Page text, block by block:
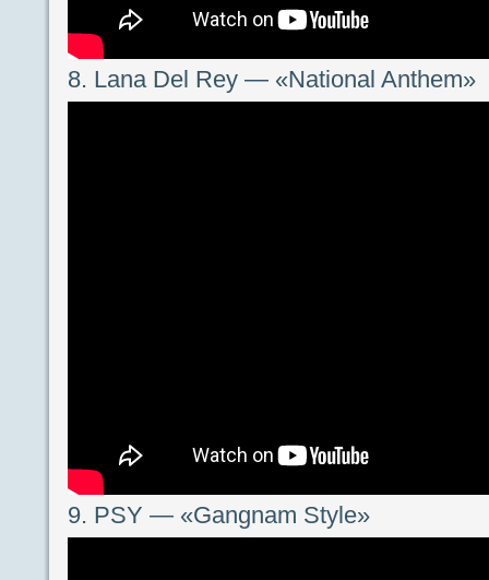
8. Lana Del Rey — «National Anthem»
9. PSY — «Gangnam Style»